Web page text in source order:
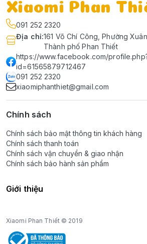
Xiaomi Phan
091 252 2320
Địa chỉ:161 Võ Chí Công, Phường
Thành phố Phan Thiết
https://www.facebook.com/
id=61565879712467
091 252 2320
xiaomiphanthiet@gmail.com
Chính sách
Chính sách bảo mật thông tin khách hàng
Chính sách thanh toán
Chính sách vận chuyển & giao nhận
Chính sách bảo hành sản phẩm
Giới thiệu
Xiaomi Phan Thiết © 2019